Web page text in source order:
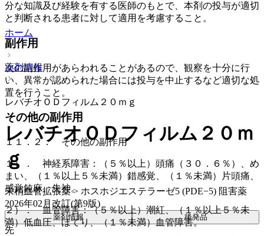
分な知識及び経験を有する医師のもとで、本剤の投与が適切
と判断される患者に対して適用を考慮すること。
副作用
次の副作用があらわれることがあるので、観察を十分に行
い、異常が認められた場合には投与を中止するなど適切な処
置を行うこと。
その他の副作用
１１．２． その他の副作用
１）． 神経系障害：（５％以上）頭痛（３０．６％）、め
まい、（１％以上５％未満）錯感覚、（１％未満）片頭痛、
感覚鈍麻、失神。
２）． 血管障害：（５％以上）潮紅、（１％以上５％未
満）低血圧、ほてり、（１％未満）血管障害。
ホーム
薬剤情報
レバチオＯＤフィルム２０ｍｇ
レバチオＯＤフィルム２０ｍ
ｇ
末梢血管拡張薬 > ホスホジエステラーゼ5 (PDE−5) 阻害薬
2026年02月改訂(第9版)
薬剤情報 後発品
先